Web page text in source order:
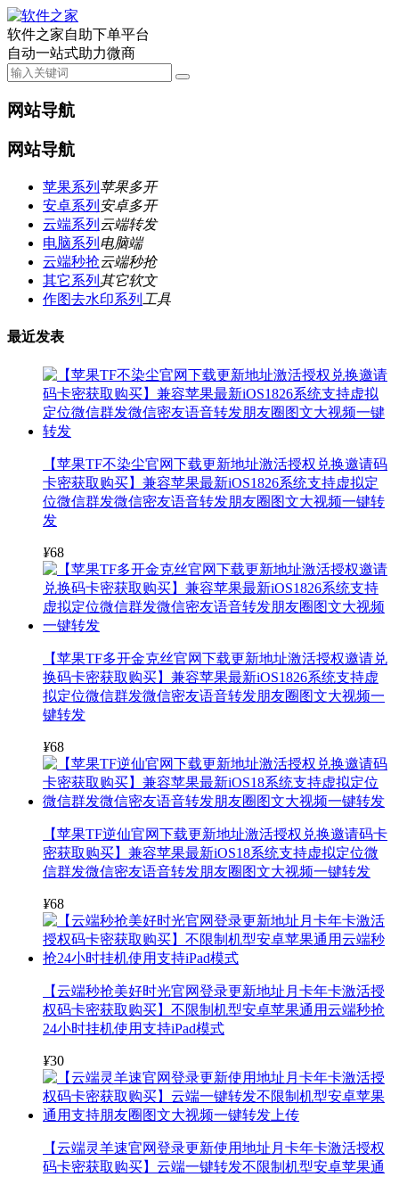
软件之家自助下单平台
自动一站式助力微商
网站导航
网站导航
苹果系列 苹果多开
安卓系列 安卓多开
云端系列 云端转发
电脑系列 电脑端
云端秒抢云端秒抢
其它系列 其它软文
作图去水印系列 工具
最近发表
【苹果TF不染尘官网下载更新地址激活授权兑换邀请码
卡密获取购买】兼容苹果最新iOS1826系统支持虚拟定
位微信群发微信密友语音转发朋友圈图文大视频一键转
发
¥68
【苹果TF多开金克丝官网下载更新地址激活授权邀请兑
换码卡密获取购买】兼容苹果最新iOS1826系统支持虚
拟定位微信群发微信密友语音转发朋友圈图文大视频一
键转发
¥68
【苹果TF逆仙官网下载更新地址激活授权兑换邀请码卡
密获取购买】兼容苹果最新iOS18系统支持虚拟定位微
信群发微信密友语音转发朋友圈图文大视频一键转发
¥68
【云端秒抢美好时光官网登录更新地址月卡年卡激活授
权码卡密获取购买】不限制机型安卓苹果通用云端秒抢
24小时挂机使用支持iPad模式
¥30
【云端灵羊速官网登录更新使用地址月卡年卡激活授权
码卡密获取购买】云端一键转发不限制机型安卓苹果通